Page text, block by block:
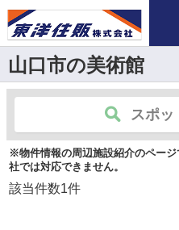
山口市の美術館
スポッ
※物件情報の周辺施設紹介のペー
社では対応できません。
該当件数1件